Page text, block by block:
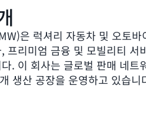
은 럭셔리 자동차 및 오토바
프리미엄 금융 및 모빌리티 서
. 이 회사는 글로벌 판매 네트
생산 공장을 운영하고 있습니